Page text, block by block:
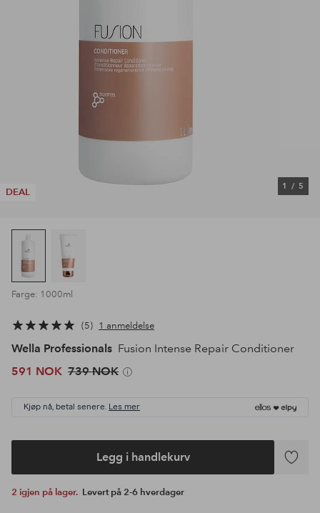
DEAL
1 / 5
Farge: 1000ml
5 1 anmeldelse
Wella Professionals Fusion Intense Repair Conditioner
591 NOK 739 NOK
Kjøp nå, betal senere. Les mer
Legg i handlekurv
Legg
2 igjen på lager. Levert på 2-6 hverdager